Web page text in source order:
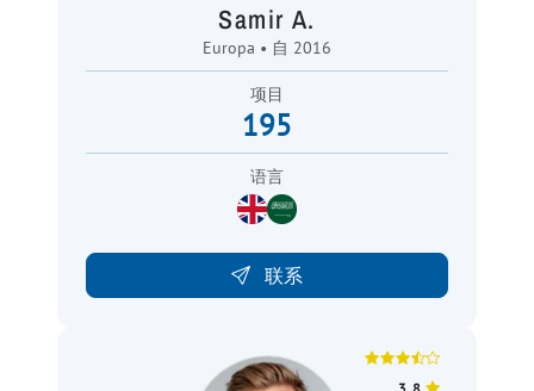
Samir A.
Europa • 自 2016
项目
195
语言
联系
3,8